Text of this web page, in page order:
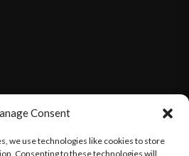
Consent
we use technologies like cookies to store
Consenting to these technologies will